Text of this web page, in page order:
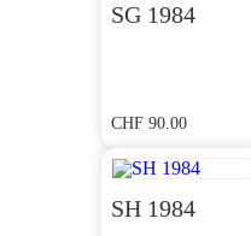
SG 1984
CHF 90.00
SH 1984